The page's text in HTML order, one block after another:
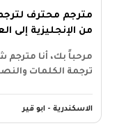
​مترجم محترف
من الإنجليزية إلى
مرحباً بك، أنا
ترجمة الكلمات
الاسكندرية - ابو قير